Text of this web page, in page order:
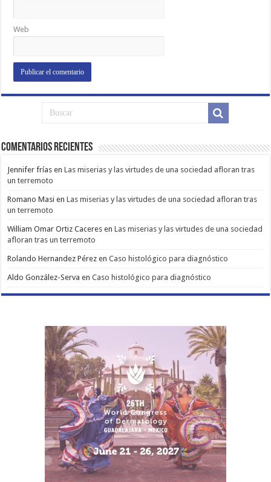
Web
Comentarios Recientes
Jennifer frías enLas miserias y las virtudes de una sociedad afloran tras
un terremoto
Romano Masi enLas miserias y las virtudes de una sociedad afloran tras
un terremoto
William Omar Ortiz Caceres enLas miserias y las virtudes de una sociedad
afloran tras un terremoto
Rolando Hernandez Pérez enCaso histológico para diagnóstico
Aldo González-Serva enCaso histológico para diagnóstico